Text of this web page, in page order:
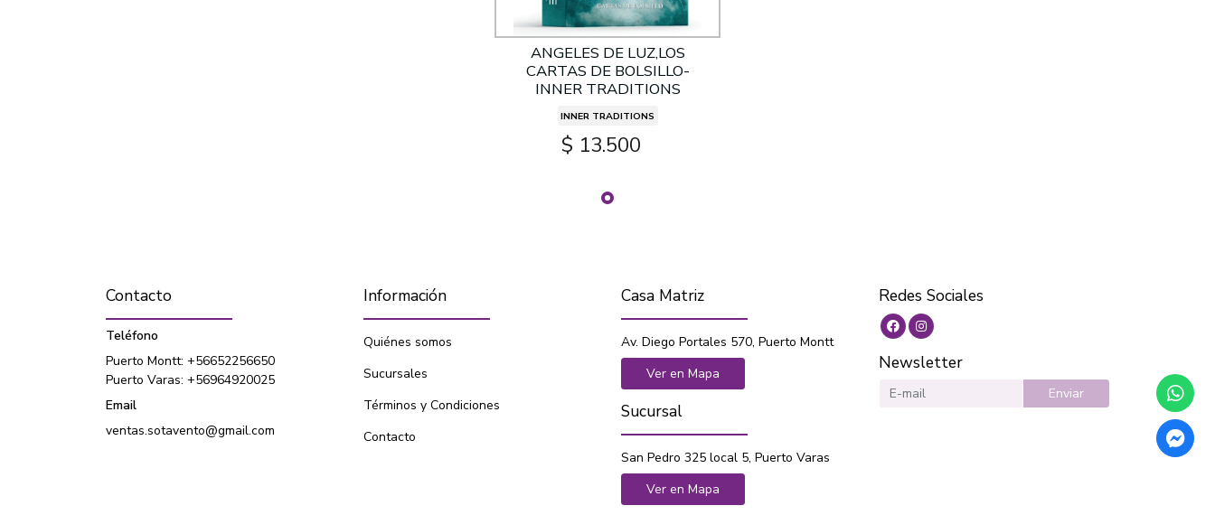
ANGELES DE LUZ,LOS
CARTAS DE BOLSILLO-
INNER TRADITIONS
INNER TRADITIONS
$ 13.500
Contacto
Teléfono
Puerto Montt: +56652256650
Puerto Varas: +56964920025
Email
ventas.sotavento@gmail.com
Información
Quiénes somos
Sucursales
Términos y Condiciones
Contacto
Casa Matriz
Av. Diego Portales 570, Puerto Montt
Ver en Mapa
Sucursal
San Pedro 325 local 5, Puerto Varas
Ver en Mapa
Redes Sociales
Newsletter
Enviar